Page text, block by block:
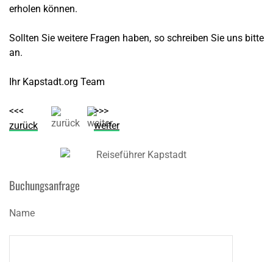
erholen können.
Sollten Sie weitere Fragen haben, so schreiben Sie uns bitte
an.
Ihr Kapstadt.org Team
<<<
zurück
>>>
weiter
Buchungsanfrage
Name